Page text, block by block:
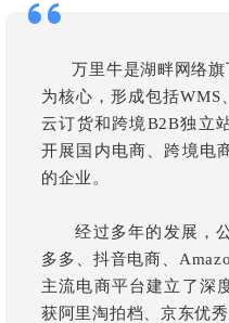
万里牛是湖畔网络旗
为核心，形成包括WMS
云订货和跨境B2B独立
开展国内电商、跨境电
的企业。
经过多年的发展，公
多多、抖音电商、
主流电商平台建立了深
获阿里淘拍档、京东优秀